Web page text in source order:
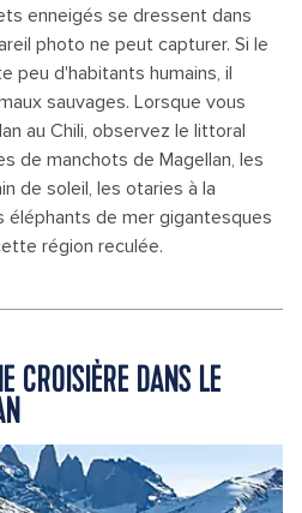
enneigés se dressent dans
photo ne peut capturer. Si le
peu d'habitants humains, il
sauvages. Lorsque vous
au Chili, observez le littoral
de manchots de Magellan, les
de soleil, les otaries à la
de mer gigantesques
région reculée.
CROISIÈRE DANS LE